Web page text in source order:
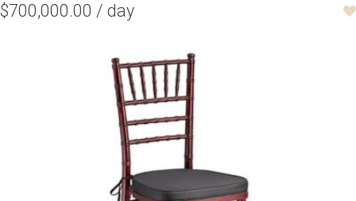
$700,000.00 / day